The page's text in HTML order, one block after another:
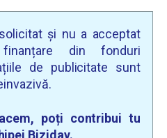
și nu a acceptat
din fonduri
de publicitate sunt
poți contribui tu
Biziday.